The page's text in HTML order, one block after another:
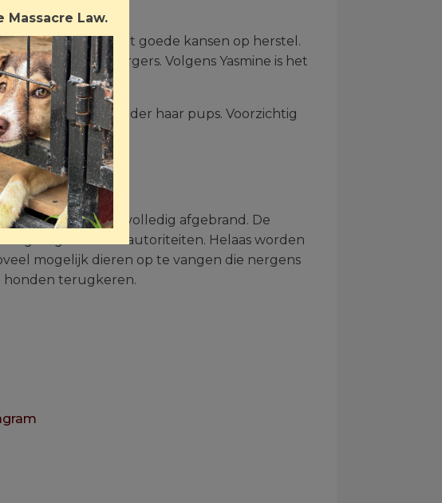
hem en ziet goede kansen op herstel.
op zijn verzorgers. Volgens Yasmine is het
moederhond zonder haar pups. Voorzichtig
zes buitenwijken volledig afgebrand. De
geregeld via de autoriteiten. Helaas worden
mogelijk dieren op te vangen die nergens
honden terugkeren.
Law.